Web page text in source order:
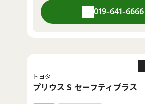
019-641-6666
トヨタ
プリウス S セーフティプラス